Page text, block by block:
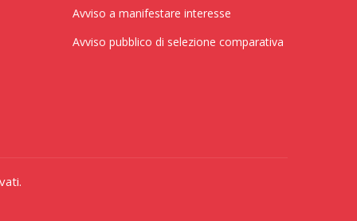
Avviso a manifestare interesse
Avviso pubblico di selezione comparativa